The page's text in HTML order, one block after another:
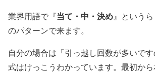
業界用語で『当て・中・決め』という
のパターンで来ます。
自分の場合は「引っ越し回数が多いで
式はけっこうわかっています。最初か